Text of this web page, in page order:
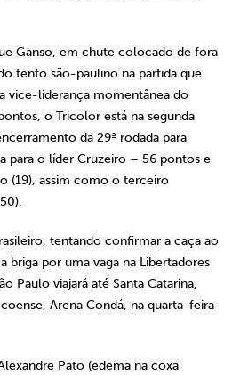
Ganso, em chute colocado de fora
tento são-paulino na partida que
vice-liderança momentânea do
o Tricolor está na segunda
da 29ª rodada para
para o líder Cruzeiro – 56 pontos e
(19), assim como o terceiro
tentando confirmar a caça ao
briga por uma vaga na Libertadores
Paulo viajará até Santa Catarina,
Arena Condá, na quarta-feira
Pato (edema na coxa